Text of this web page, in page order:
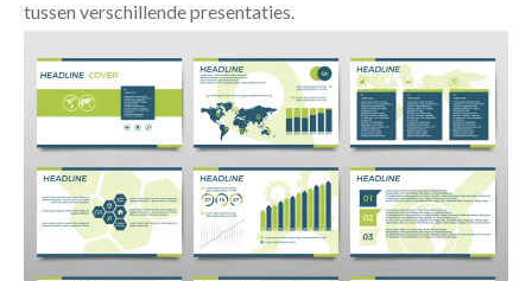
tussen verschillende presentaties.